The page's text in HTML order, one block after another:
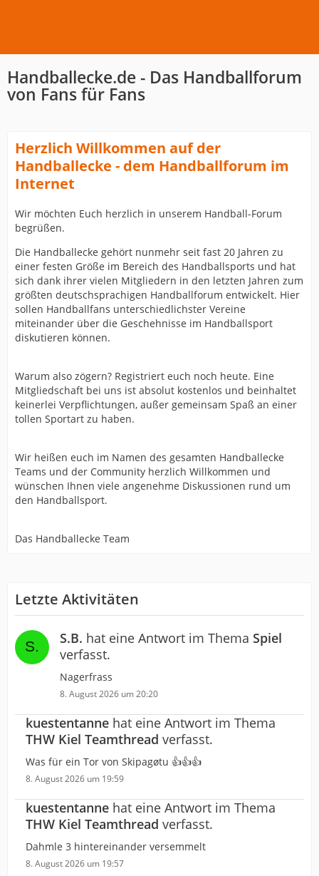
Handballecke.de - Das Handballforum
von Fans für Fans
Herzlich Willkommen auf der
Handballecke - dem Handballforum im
Internet
Wir möchten Euch herzlich in unserem Handball-Forum
begrüßen.
Die Handballecke gehört nunmehr seit fast 20 Jahren zu
einer festen Größe im Bereich des Handballsports und hat
sich dank ihrer vielen Mitgliedern in den letzten Jahren zum
größten deutschsprachigen Handballforum entwickelt. Hier
sollen Handballfans unterschiedlichster Vereine
miteinander über die Geschehnisse im Handballsport
diskutieren können.
Warum also zögern? Registriert euch noch heute. Eine
Mitgliedschaft bei uns ist absolut kostenlos und beinhaltet
keinerlei Verpflichtungen, außer gemeinsam Spaß an einer
tollen Sportart zu haben.
Wir heißen euch im Namen des gesamten Handballecke
Teams und der Community herzlich Willkommen und
wünschen Ihnen viele angenehme Diskussionen rund um
den Handballsport.
Das Handballecke Team
Letzte Aktivitäten
S.B. hat eine Antwort im Thema Spiel
verfasst.
Nagerfrass
8. August 2026 um 20:20
kuestentanne hat eine Antwort im Thema
THW Kiel Teamthread verfasst.
Was für ein Tor von Skipagøtu 👍👍👍
8. August 2026 um 19:59
kuestentanne hat eine Antwort im Thema
THW Kiel Teamthread verfasst.
Dahmle 3 hintereinander versemmelt
8. August 2026 um 19:57